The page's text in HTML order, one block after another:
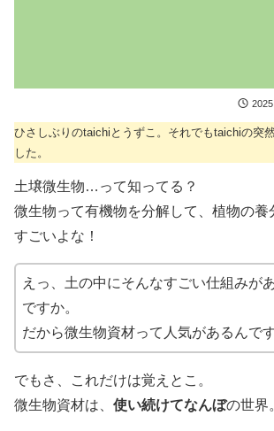
ひさしぶりのtaichiとうずこ。それでもtaichiの突
した。
土壌微生物…って知ってる？
微生物って有機物を分解して、植物の養
すごいよな！
えっ、土の中にそんなすごい仕組みが
ですか。
だから微生物資材って人気があるんです
でもさ、これだけは覚えとこ。
微生物資材は、 使い続けてなんぼの世界